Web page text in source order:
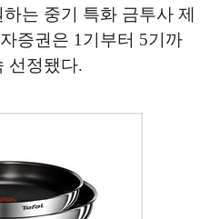
는 중기 특화 금투사 제
증권은 1기부터 5기까
선정됐다.